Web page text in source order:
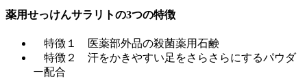
薬用せっけんサラリトの3つの特徴
特徴１ 医薬部外品の殺菌薬用石鹸
特徴２ 汗をかきやすい足をさらさらにするパウダ
ー配合